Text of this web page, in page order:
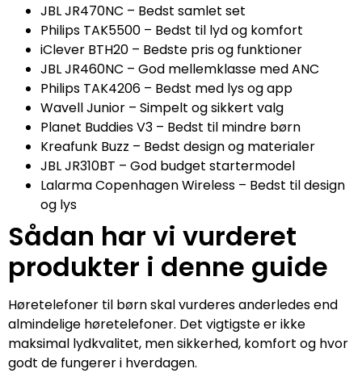
JBL JR470NC – Bedst samlet set
Philips TAK5500 – Bedst til lyd og komfort
iClever BTH20 – Bedste pris og funktioner
JBL JR460NC – God mellemklasse med ANC
Philips TAK4206 – Bedst med lys og app
Wavell Junior – Simpelt og sikkert valg
Planet Buddies V3 – Bedst til mindre børn
Kreafunk Buzz – Bedst design og materialer
JBL JR310BT – God budget startermodel
Lalarma Copenhagen Wireless – Bedst til design
og lys
Sådan har vi vurderet
produkter i denne guide
Høretelefoner til børn skal vurderes anderledes end
almindelige høretelefoner. Det vigtigste er ikke
maksimal lydkvalitet, men sikkerhed, komfort og hvor
godt de fungerer i hverdagen.